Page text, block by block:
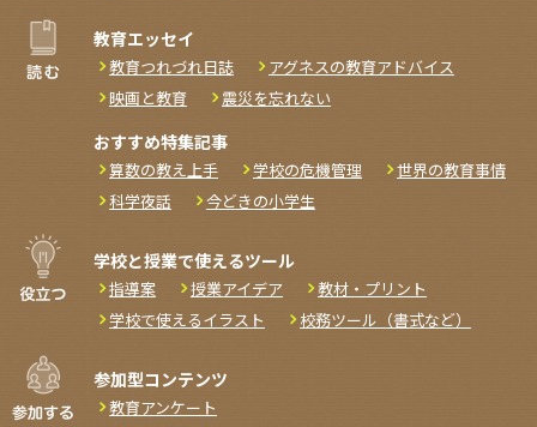
教育エッセイ
教育つれづれ日誌
アグネスの教育アドバイス
映画と教育
震災を忘れない
おすすめ特集記事
算数の教え上手 学校の危機管理
世界の教育事情
科学夜話
今どきの小学生
学校と授業で使えるツール
指導案 授業アイデア
教材・プリント
学校で使えるイラスト
校務ツール（書式など）
参加型コンテンツ
教育アンケート